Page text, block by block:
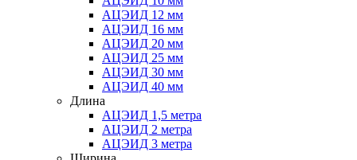
АЦЭИД 12 мм
АЦЭИД 16 мм
АЦЭИД 20 мм
АЦЭИД 25 мм
АЦЭИД 30 мм
АЦЭИД 40 мм
Длина
АЦЭИД 1,5 метра
АЦЭИД 2 метра
АЦЭИД 3 метра